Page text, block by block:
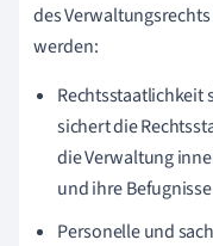
des
werden:
Rechtsstaatlichkeit
sichert die
die Verwaltung
und ihre
Personelle und